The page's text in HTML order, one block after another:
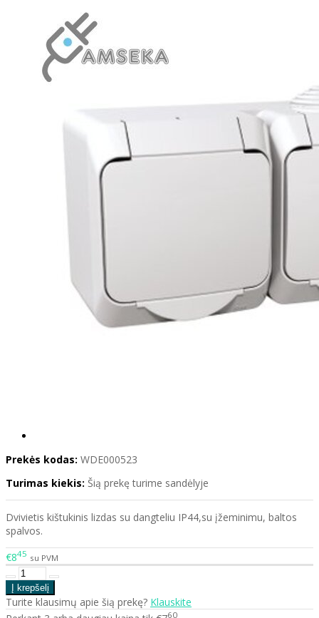
Prekės kodas: WDE000523
Turimas kiekis: Šią prekę turime sandėlyje
Dvivietis kištukinis lizdas su dangteliu IP44,su įžeminimu, baltos
spalvos.
€845 su PVM
Turite klausimų apie šią prekę? Klauskite
60